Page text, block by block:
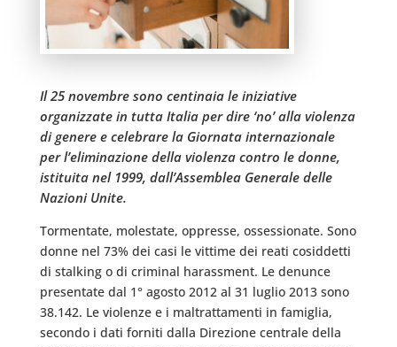
Il 25 novembre sono centinaia le iniziative
organizzate in tutta Italia per dire ‘no’ alla violenza
di genere e celebrare la Giornata internazionale
per l’eliminazione della violenza contro le donne,
istituita nel 1999, dall’Assemblea Generale delle
Nazioni Unite.
Tormentate, molestate, oppresse, ossessionate. Sono
donne nel 73% dei casi le vittime dei reati cosiddetti
di stalking o di criminal harassment. Le denunce
presentate dal 1° agosto 2012 al 31 luglio 2013 sono
38.142. Le violenze e i maltrattamenti in famiglia,
secondo i dati forniti dalla Direzione centrale della